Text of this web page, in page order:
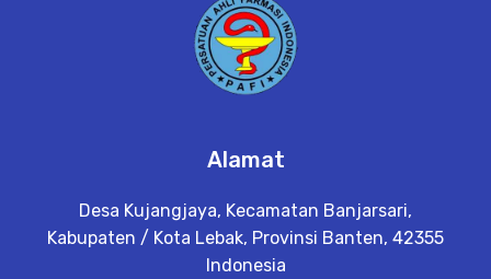
Alamat
Desa Kujangjaya, Kecamatan Banjarsari,
Kabupaten / Kota Lebak, Provinsi Banten, 42355
Indonesia